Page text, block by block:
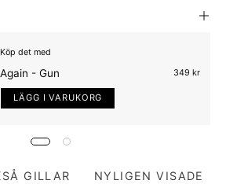
Köp det med
Again - Gun 349 kr
LÄGG I VARUKORG
GILLAR NYLIGEN VISADE